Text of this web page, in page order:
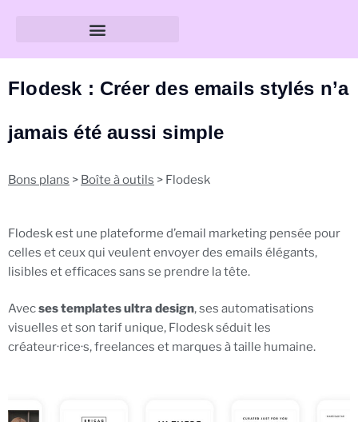
Flodesk : Créer des emails stylés n’a
jamais été aussi simple
Bons plans > Boîte à outils > Flodesk
Flodesk est une plateforme d’email marketing pensée pour
celles et ceux qui veulent envoyer des emails élégants,
lisibles et efficaces sans se prendre la tête.
Avecses templates ultra design, ses automatisations
visuelles et son tarif unique, Flodesk séduit les
créateur·rice·s, freelances et marques à taille humaine.